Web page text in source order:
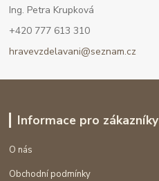
Ing. Petra Krupková
+420 777 613 310
hravevzdelavani@seznam.cz
Informace pro zákazníky
O nás
Obchodní podmínky